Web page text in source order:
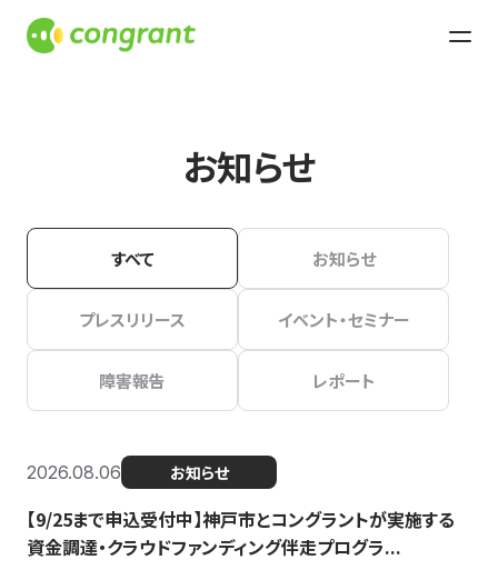
お知らせ
すべて お知らせ
プレスリリース イベント・セミナー
障害報告 レポート
2026.08.06 お知らせ
【9/25まで申込受付中】神戸市とコングラントが実施する
資金調達・クラウドファンディング伴走プログラ...